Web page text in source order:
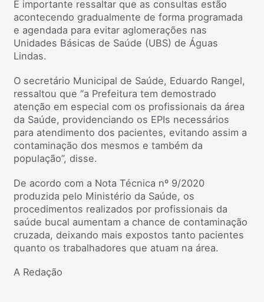
É importante ressaltar que as consultas estão
acontecendo gradualmente de forma programada
e agendada para evitar aglomerações nas
Unidades Básicas de Saúde (UBS) de Águas
Lindas.
O secretário Municipal de Saúde, Eduardo Rangel,
ressaltou que “a Prefeitura tem demostrado
atenção em especial com os profissionais da área
da Saúde, providenciando os EPIs necessários
para atendimento dos pacientes, evitando assim a
contaminação dos mesmos e também da
população”, disse.
De acordo com a Nota Técnica nº 9/2020
produzida pelo Ministério da Saúde, os
procedimentos realizados por profissionais da
saúde bucal aumentam a chance de contaminação
cruzada, deixando mais expostos tanto pacientes
quanto os trabalhadores que atuam na área.
A Redação